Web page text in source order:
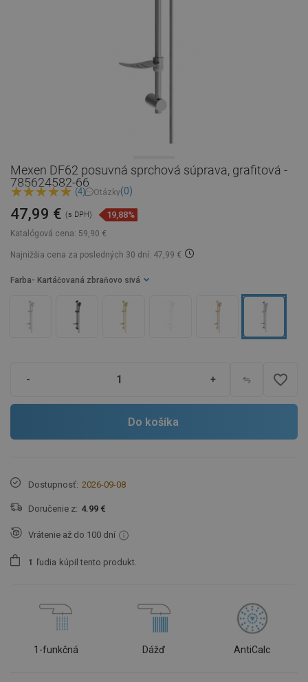
Mexen DF62 posuvná sprchová súprava, grafitová -
785624582-66
(4) Otázky(0)
Katalógová cena: 59,90 €
47,99 € (s DPH) 19,88%
Najnižšia cena za posledných 30 dní: 47,99 €
Farba - Kartáčovaná zbraňovo sivá
- + favorite_border
Do košíka
Dostupnosť: 2026-09-08
Doručenie z: 4.99 €
Vrátenie až do 100 dní
1 ľudia kúpil tento produkt.
1-funkčná Dážď AntiCalc